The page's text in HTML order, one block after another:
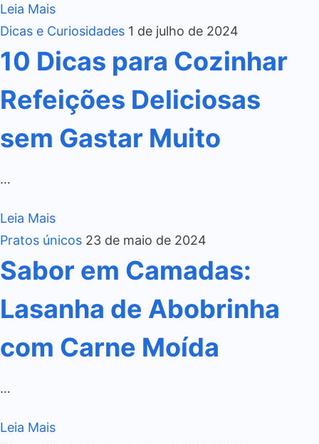
Leia Mais
Dicas e Curiosidades 1 de julho de 2024
10 Dicas para Cozinhar
Refeições Deliciosas
sem Gastar Muito
…
Leia Mais
Pratos únicos 23 de maio de 2024
Sabor em Camadas:
Lasanha de Abobrinha
com Carne Moída
…
Leia Mais